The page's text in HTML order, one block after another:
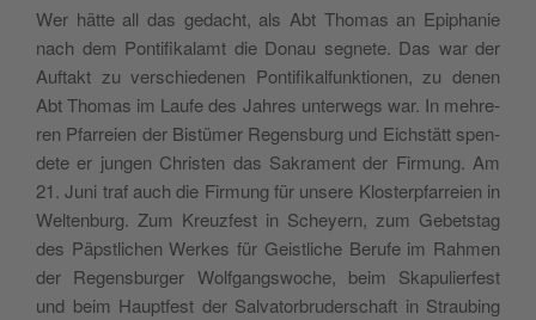
Wer hät­te all das geda­cht, als Abt Tho­mas an Epi­pha­nie
nach dem Pon­ti­fi­ka­lamt die Donau segne­te. Das war der
Auf­takt zu ver­schie­de­nen Pon­ti­fi­kal­funk­tio­nen, zu denen
Abt Tho­mas im Lau­fe des Jah­res unter­wegs war. In meh­re­
ren Pfar­reien der Bistü­mer Regen­sburg und Eich­stätt spen­
de­te er jun­gen Chri­sten das Sakra­ment der Fir­mung. Am
21. Juni traf auch die Fir­mung für unse­re Klo­ster­p­far­reien in
Welt­en­burg. Zum Kreu­z­fe­st in Scheyern, zum Gebe­tstag
des Päp­stli­chen Wer­kes für Gei­stli­che Beru­fe im Rah­men
der Regen­sbur­ger Wol­fgang­swo­che, beim Ska­pu­lier­fe­st
und beim Haupt­fe­st der Sal­va­tor­bru­der­schaft in Strau­bing